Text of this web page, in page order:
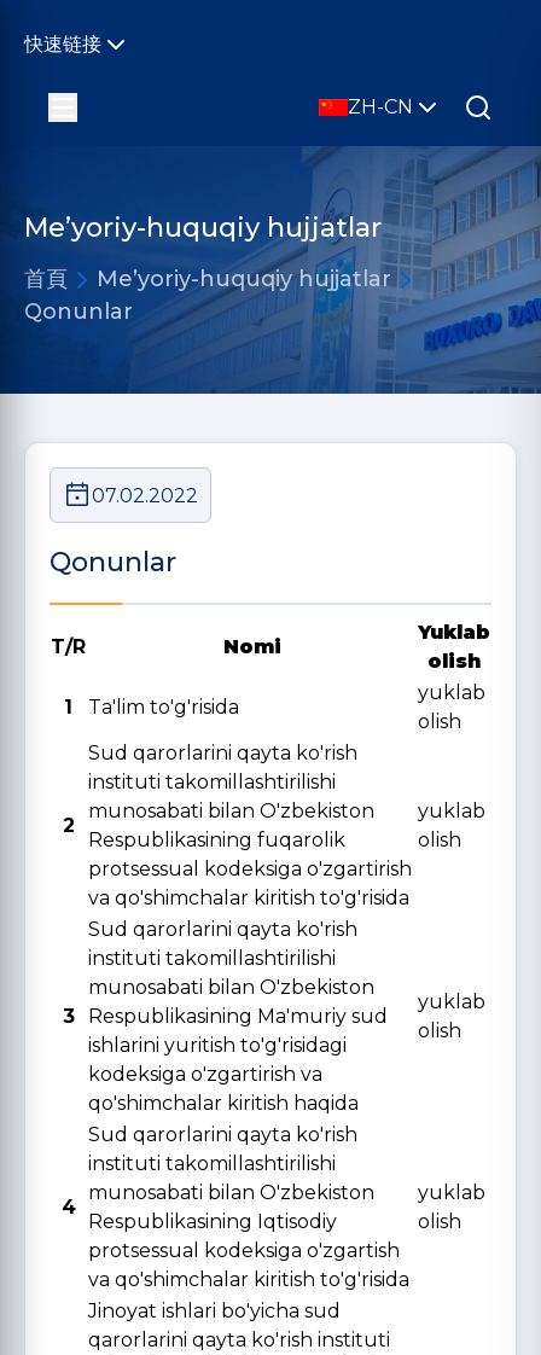
快速链接
ZH-CN
Me’yoriy-huquqiy hujjatlar
首頁
Me’yoriy-huquqiy hujjatlar
Qonunlar
07.02.2022
Qonunlar
T/R Nomi
Yuklab
olish
1
Ta'lim to'g'risida
yuklab
olish
2
Sud qarorlarini qayta ko'rish
instituti takomillashtirilishi
munosabati bilan O'zbekiston
Respublikasining fuqarolik
protsessual kodeksiga o'zgartirish
va qo'shimchalar kiritish to'g'risida
yuklab
olish
3
Sud qarorlarini qayta ko'rish
instituti takomillashtirilishi
munosabati bilan O'zbekiston
Respublikasining Ma'muriy sud
ishlarini yuritish to'g'risidagi
kodeksiga o'zgartirish va
qo'shimchalar kiritish haqida
yuklab
olish
4
Sud qarorlarini qayta ko'rish
instituti takomillashtirilishi
munosabati bilan O'zbekiston
Respublikasining Iqtisodiy
protsessual kodeksiga o'zgartish
va qo'shimchalar kiritish to'g'risida
yuklab
olish
Jinoyat ishlari bo'yicha sud
qarorlarini qayta ko'rish instituti